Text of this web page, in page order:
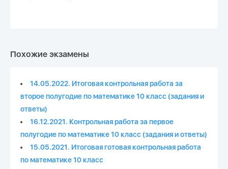
Похожие экзамены
14.05.2022. Итоговая контрольная работа за
второе полугодие по математике 10 класс (задания и
ответы)
16.12.2021. Контрольная работа за первое
полугодие по математике 10 класс (задания и ответы)
15.05.2021. Итоговая готовая контрольная работа
по математике 10 класс